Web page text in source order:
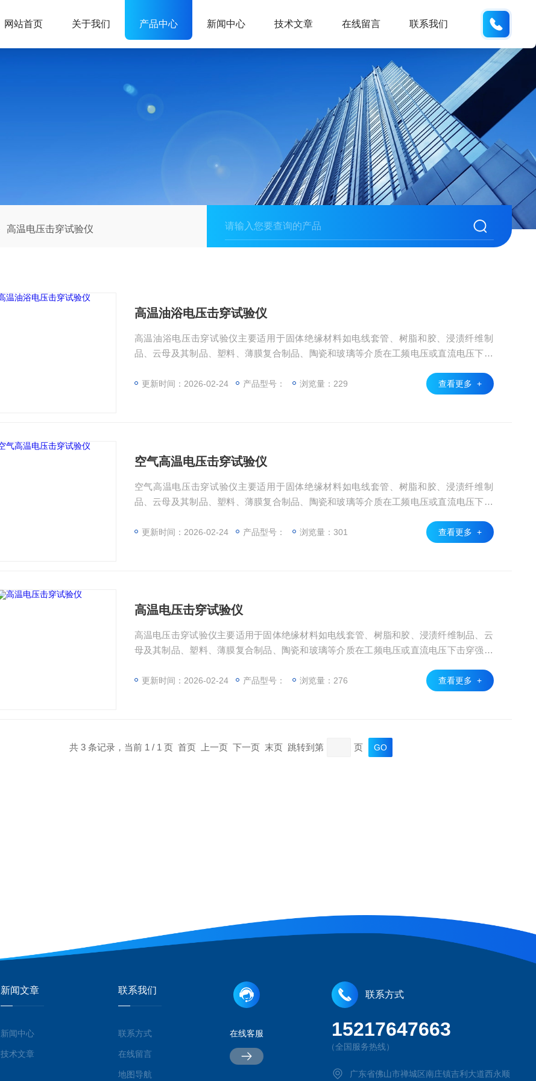
网站首页 关于我们 产品中心 新闻中心 技术文章 在线留言 联系我们
高温电压击穿试验仪
高温油浴电压击穿试验仪
高温油浴电压击穿试验仪主要适用于固体绝缘材料如电线套管、树脂和胶、浸渍纤维制
品、云母及其制品、塑料、薄膜复合制品、陶瓷和玻璃等介质在工频电压或直流电压下击
速、准确的采集、处理，并可存取、显示、打印。
更新时间：2026-02-24 产品型号： 浏览量：229 查看更多 +
空气高温电压击穿试验仪
空气高温电压击穿试验仪主要适用于固体绝缘材料如电线套管、树脂和胶、浸渍纤维制
品、云母及其制品、塑料、薄膜复合制品、陶瓷和玻璃等介质在工频电压或直流电压下击
速、准确的采集、处理，并可存取、显示、打印。
更新时间：2026-02-24 产品型号： 浏览量：301 查看更多 +
高温电压击穿试验仪
高温电压击穿试验仪主要适用于固体绝缘材料如电线套管、树脂和胶、浸渍纤维制品、云
母及其制品、塑料、薄膜复合制品、陶瓷和玻璃等介质在工频电压或直流电压下击穿强度
确的采集、处理，并可存取、显示、打印。
更新时间：2026-02-24 产品型号： 浏览量：276 查看更多 +
共 3 条记录，当前 1 / 1 页 首页 上一页 下一页 末页 跳转到第 页
新闻文章
新闻中心
技术文章
联系我们
联系方式
在线留言
地图导航
在线客服
联系方式
15217647663
（全国服务热线）
广东省佛山市禅城区南庄镇吉利大道西永顺